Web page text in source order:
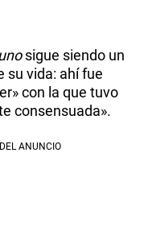
sigue siendo un
su vida: ahí fue
con la que tuvo
consensuada».